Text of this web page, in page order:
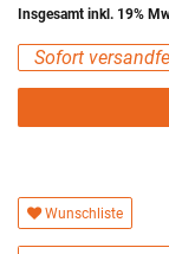
Insgesamt inkl. 19%
Sofort
Wunschliste